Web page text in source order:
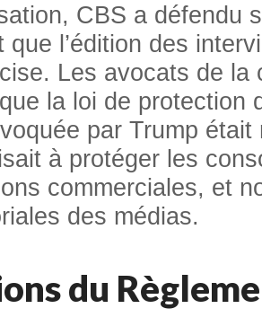
CBS a défendu
que l’édition des
Les avocats de la
la loi de protection
par Trump était
à protéger les
commerciales, et
des médias.
du